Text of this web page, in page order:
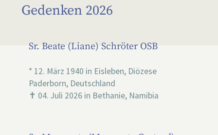
Gedenken 2026
Sr. Beate (Liane) Schröter OSB
* 12. März 1940 in Eisleben, Diözese
Paderborn, Deutschland
✝ 04. Juli 2026 in Bethanie, Namibia